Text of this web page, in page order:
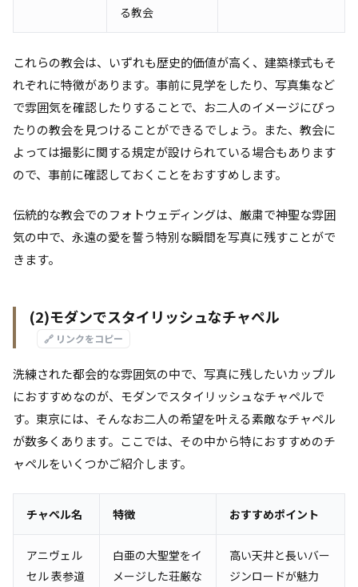
る教会
これらの教会は、いずれも歴史的価値が高く、建築様式もそ
れぞれに特徴があります。事前に見学をしたり、写真集など
で雰囲気を確認したりすることで、お二人のイメージにぴっ
たりの教会を見つけることができるでしょう。また、教会に
よっては撮影に関する規定が設けられている場合もあります
ので、事前に確認しておくことをおすすめします。
伝統的な教会でのフォトウェディングは、厳粛で神聖な雰囲
気の中で、永遠の愛を誓う特別な瞬間を写真に残すことがで
きます。
(2)モダンでスタイリッシュなチャペル
🔗 リンクをコピー
洗練された都会的な雰囲気の中で、写真に残したいカップル
におすすめなのが、モダンでスタイリッシュなチャペルで
す。東京には、そんなお二人の希望を叶える素敵なチャペル
が数多くあります。ここでは、その中から特におすすめのチ
ャペルをいくつかご紹介します。
チャペル名 特徴 おすすめポイント
アニヴェル
セル 表参道
白亜の大聖堂をイ
メージした荘厳な
高い天井と長いバー
ジンロードが魅力